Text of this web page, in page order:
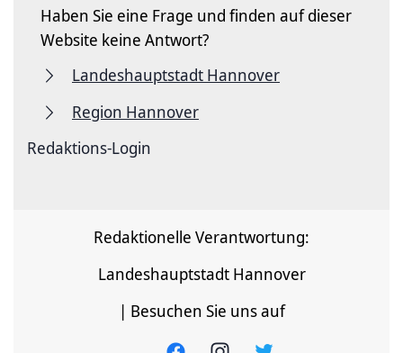
Haben Sie eine Frage und finden auf dieser
Website keine Antwort?
Landeshauptstadt Hannover
Region Hannover
Redaktions-Login
Redaktionelle Verantwortung:
Landeshauptstadt Hannover
| Besuchen Sie uns auf